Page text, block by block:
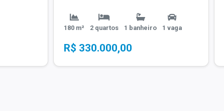
180 m² 2 quartos 1 banheiro 1 vaga
R$ 330.000,00